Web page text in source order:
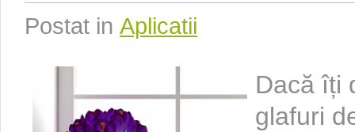
Postat in Aplicatii
Dacă îți
glafuri